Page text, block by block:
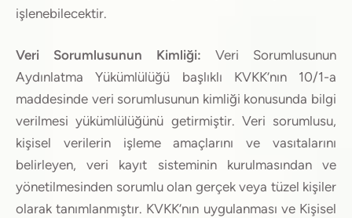
işlenebilecektir.
Veri Sorumlusunun Kimliği: Veri Sorumlusunun
Aydınlatma Yükümlülüğü başlıklı KVKK’nın 10/1-a
maddesinde veri sorumlusunun kimliği konusunda bilgi
verilmesi yükümlülüğünü getirmiştir. Veri sorumlusu,
kişisel verilerin işleme amaçlarını ve vasıtalarını
belirleyen, veri kayıt sisteminin kurulmasından ve
yönetilmesinden sorumlu olan gerçek veya tüzel kişiler
olarak tanımlanmıştır. KVKK’nın uygulanması ve Kişisel